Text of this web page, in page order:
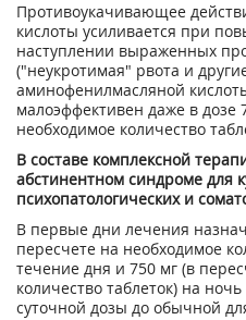
Противоукачивающее
кислоты усиливается при
наступлении выраженных
("неукротимая" рвота и
аминофенилмасляной
малоэффективен даже в дозе
необходимое количество
В составе комплексной
абстинентном синдроме для
психопатологических и
В первые дни лечения
пересчете на необходимое
течение дня и 750 мг (в
количество таблеток) на
суточной дозы до обычной